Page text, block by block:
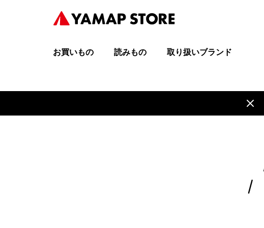
お買いもの 読みもの 取り扱いブランド